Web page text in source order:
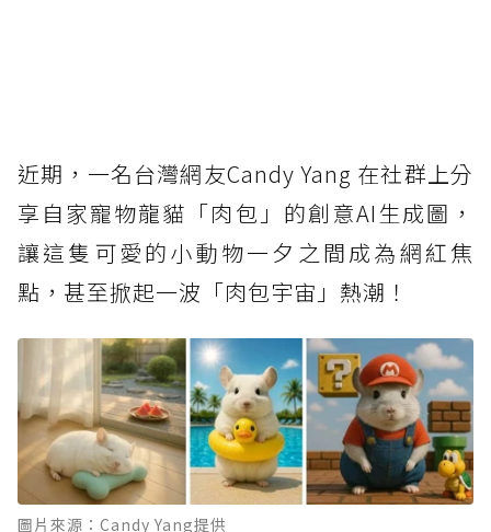
近期，一名台灣網友Candy Yang 在社群上分
享自家寵物龍貓「肉包」的創意AI生成圖，
讓這隻可愛的小動物一夕之間成為網紅焦
點，甚至掀起一波「肉包宇宙」熱潮！
圖片來源：Candy Yang提供